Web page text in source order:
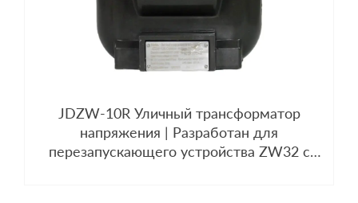
JDZW-10R Уличный трансформатор
напряжения | Разработан для
перезапускающего устройства ZW32 с